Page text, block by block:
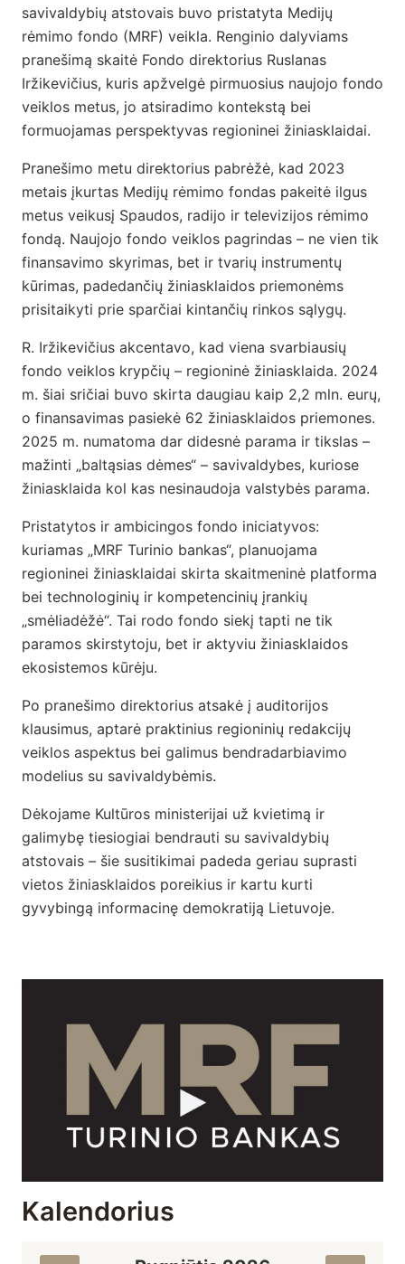
savivaldybių atstovais buvo pristatyta Medijų
rėmimo fondo (MRF) veikla. Renginio dalyviams
pranešimą skaitė Fondo direktorius Ruslanas
Iržikevičius, kuris apžvelgė pirmuosius naujojo fondo
veiklos metus, jo atsiradimo kontekstą bei
formuojamas perspektyvas regioninei žiniasklaidai.
Pranešimo metu direktorius pabrėžė, kad 2023
metais įkurtas Medijų rėmimo fondas pakeitė ilgus
metus veikusį Spaudos, radijo ir televizijos rėmimo
fondą. Naujojo fondo veiklos pagrindas – ne vien tik
finansavimo skyrimas, bet ir tvarių instrumentų
kūrimas, padedančių žiniasklaidos priemonėms
prisitaikyti prie sparčiai kintančių rinkos sąlygų.
R. Iržikevičius akcentavo, kad viena svarbiausių
fondo veiklos krypčių – regioninė žiniasklaida. 2024
m. šiai sričiai buvo skirta daugiau kaip 2,2 mln. eurų,
o finansavimas pasiekė 62 žiniasklaidos priemones.
2025 m. numatoma dar didesnė parama ir tikslas –
mažinti „baltąsias dėmes“ – savivaldybes, kuriose
žiniasklaida kol kas nesinaudoja valstybės parama.
Pristatytos ir ambicingos fondo iniciatyvos:
kuriamas „MRF Turinio bankas“, planuojama
regioninei žiniasklaidai skirta skaitmeninė platforma
bei technologinių ir kompetencinių įrankių
„smėliadėžė“. Tai rodo fondo siekį tapti ne tik
paramos skirstytoju, bet ir aktyviu žiniasklaidos
ekosistemos kūrėju.
Po pranešimo direktorius atsakė į auditorijos
klausimus, aptarė praktinius regioninių redakcijų
veiklos aspektus bei galimus bendradarbiavimo
modelius su savivaldybėmis.
Dėkojame Kultūros ministerijai už kvietimą ir
galimybę tiesiogiai bendrauti su savivaldybių
atstovais – šie susitikimai padeda geriau suprasti
vietos žiniasklaidos poreikius ir kartu kurti
gyvybingą informacinę demokratiją Lietuvoje.
Kalendorius